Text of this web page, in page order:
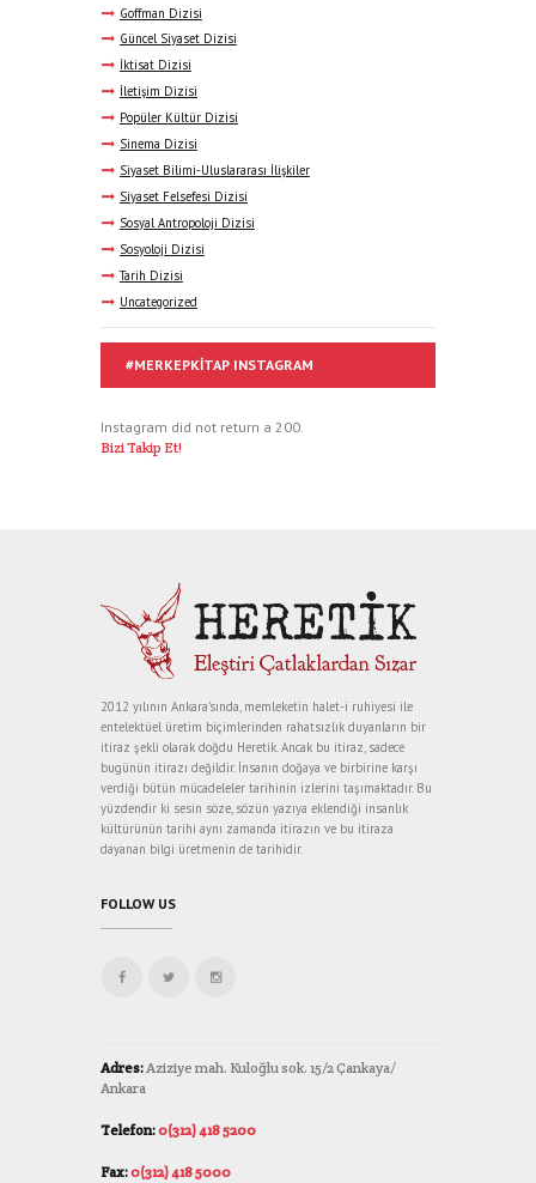
Goffman Dizisi
Güncel Siyaset Dizisi
İktisat Dizisi
İletişim Dizisi
Popüler Kültür Dizisi
Sinema Dizisi
Siyaset Bilimi-Uluslararası İlişkiler
Siyaset Felsefesi Dizisi
Sosyal Antropoloji Dizisi
Sosyoloji Dizisi
Tarih Dizisi
Uncategorized
#MERKEPKITAP INSTAGRAM
Instagram did not return a 200.
Bizi Takip Et!
2012 yılının Ankara’sında, memleketin halet-i ruhiyesi ile
entelektüel üretim biçimlerinden rahatsızlık duyanların bir
itiraz şekli olarak doğdu Heretik. Ancak bu itiraz, sadece
bugünün itirazı değildir. İnsanın doğaya ve birbirine karşı
verdiği bütün mücadeleler tarihinin izlerini taşımaktadır. Bu
yüzdendir ki sesin söze, sözün yazıya eklendiği insanlık
kültürünün tarihi aynı zamanda itirazın ve bu itiraza
dayanan bilgi üretmenin de tarihidir.
FOLLOW US
Adres: Aziziye mah. Kuloğlu sok. 15/2 Çankaya/
Ankara
Telefon:0(312) 418 5200
Fax:0(312) 418 5000